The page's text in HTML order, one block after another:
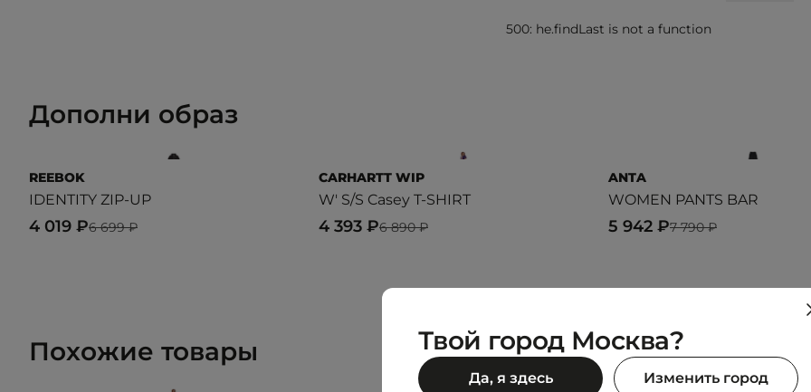
500: he.findLast is not a function
Дополни образ
REEBOK
IDENTITY ZIP-UP
6 699 ₽
4 019 ₽
CARHARTT WIP
W' S/S Casey T-SHIRT
6 890 ₽
4 393 ₽
ANTA
WOMEN PANTS BAR
7 790 ₽
5 942 ₽
Похожие товары Твой город Москва?
Да, я здесь Изменить город